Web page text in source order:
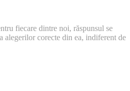
fiecare dintre noi, răspunsul se
corecte din ea, indiferent de